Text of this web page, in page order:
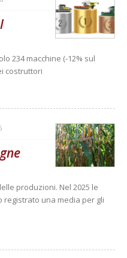
234 macchine (-12% sul
costruttori
produzioni. Nel 2025 le
registrato una media per gli